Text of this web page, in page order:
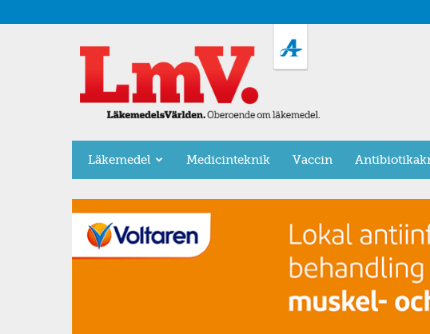
LäkemedelsVärlden
Läkemedel Medicinteknik Vaccin